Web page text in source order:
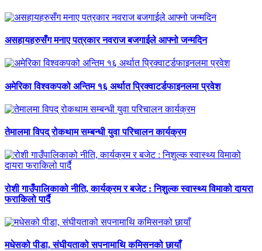
असहायहरुसँग मनाए पत्रकार नवराज बजगाईले आफ्नो जन्मदिन
अमेरिका विश्वकपको अन्तिम १६ अर्थात प्रिक्वाटर्डफाइनलमा प्रवेश
तेमालमा विपद् रोकथाम सम्बन्धी युवा परिचालन कार्यक्रम
रोशी गाउँपालिकाको नीति, कार्यक्रम र बजेट : निशुल्क स्वास्थ्य विमाको दायरा
फराकिलो पार्दै
मधेसको पीडा, संघीयताको सपनामाथि कमिसनको छायाँ